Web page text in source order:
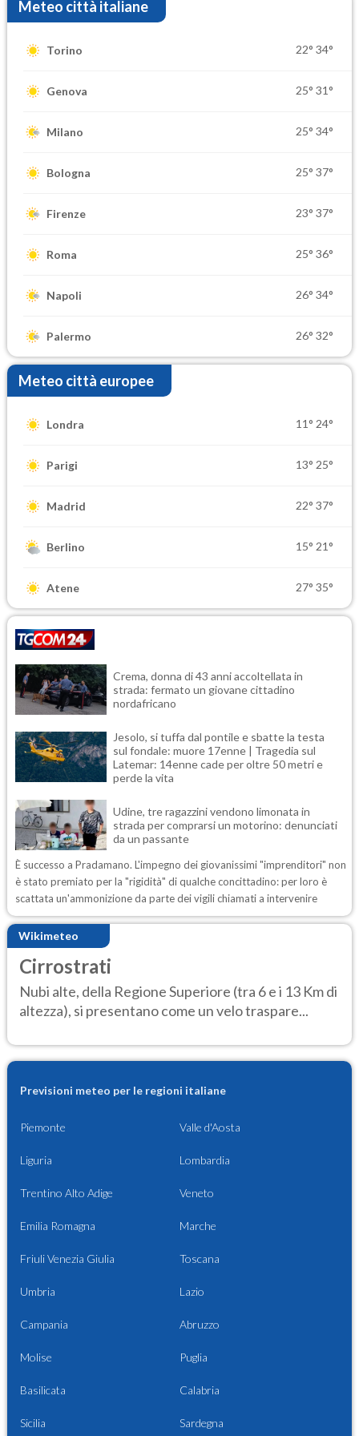
Meteo città italiane
Torino 22° 34°
Genova 25° 31°
Milano 25° 34°
Bologna 25° 37°
Firenze 23° 37°
Roma 25° 36°
Napoli 26° 34°
Palermo 26° 32°
Meteo città europee
Londra 11° 24°
Parigi 13° 25°
Madrid 22° 37°
Berlino 15° 21°
Atene 27° 35°
Crema, donna di 43 anni accoltellata in
strada: fermato un giovane cittadino
nordafricano
Jesolo, si tuffa dal pontile e sbatte la testa
sul fondale: muore 17enne | Tragedia sul
Latemar: 14enne cade per oltre 50 metri e
perde la vita
Udine, tre ragazzini vendono limonata in
strada per comprarsi un motorino: denunciati
da un passante
È successo a Pradamano. L'impegno dei giovanissimi "imprenditori" non
è stato premiato per la "rigidità" di qualche concittadino: per loro è
scattata un'ammonizione da parte dei vigili chiamati a intervenire
Wikimeteo
Cirrostrati
Nubi alte, della Regione Superiore (tra 6 e i 13 Km di
altezza), si presentano come un velo traspare...
Previsioni meteo per le regioni italiane
Piemonte Valle d'Aosta
Liguria Lombardia
Trentino Alto Adige Veneto
Emilia Romagna Marche
Friuli Venezia Giulia Toscana
Umbria Lazio
Campania Abruzzo
Molise Puglia
Basilicata Calabria
Sicilia Sardegna